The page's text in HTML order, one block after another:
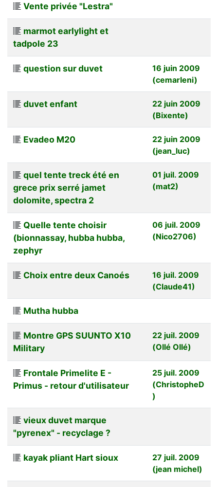
Vente privée "Lestra"
marmot earlylight et
tadpole 23
question sur duvet
16 juin 2009
(cemarleni)
duvet enfant
22 juin 2009
(Bixente)
Evadeo M20
22 juin 2009
(jean_luc)
quel tente treck été en
grece prix serré jamet
dolomite, spectra 2
01 juil. 2009
(mat2)
Quelle tente choisir
(bionnassay, hubba hubba,
zephyr
06 juil. 2009
(Nico2706)
Choix entre deux Canoés
16 juil. 2009
(Claude41)
Mutha hubba
Montre GPS SUUNTO X10
Military
22 juil. 2009
(Ollé Ollé)
Frontale Primelite E -
Primus - retour d'utilisateur
25 juil. 2009
(ChristopheD
)
vieux duvet marque
"pyrenex" - recyclage ?
kayak pliant Hart sioux
27 juil. 2009
(jean michel)